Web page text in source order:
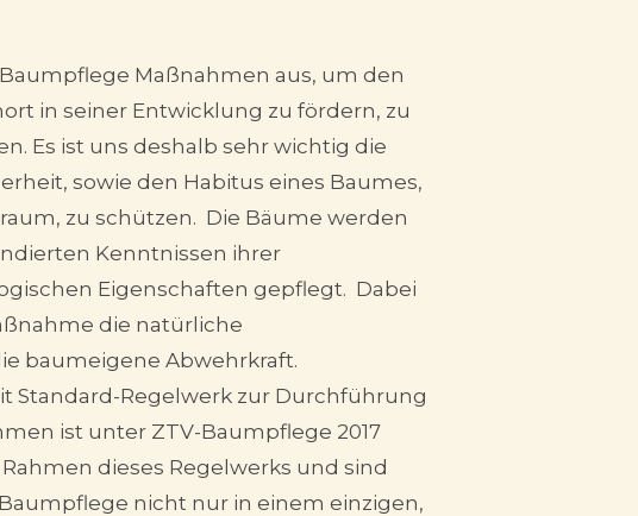
Maßnahmen aus, um den
in seiner Entwicklung zu fördern, zu
Es ist uns deshalb sehr wichtig die
sowie den Habitus eines Baumes,
zu schützen. Die Bäume werden
Kenntnissen ihrer
Eigenschaften gepflegt. Dabei
die natürliche
baumeigene Abwehrkraft.
Standard-Regelwerk zur Durchführung
ist unter ZTV-Baumpflege 2017
dieses Regelwerks und sind
nicht nur in einem einzigen,